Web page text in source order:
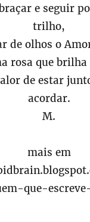
e seguir
trilho,
de olhos o
rosa que brilha
de estar
acordar.
M.
mais em
que-